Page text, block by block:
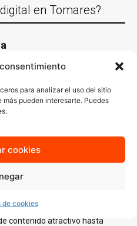
para analizar el uso del sitio
pueden interesarte. Puedes
cookies
de cookies
en Tomares?
trabajando con empresas de
delmarketing digital, conocemos
aplicarlo en cada sector.
local es clave para generar
las soluciones de talla única.
audiencia y tus objetivos
contenido atractivo hasta